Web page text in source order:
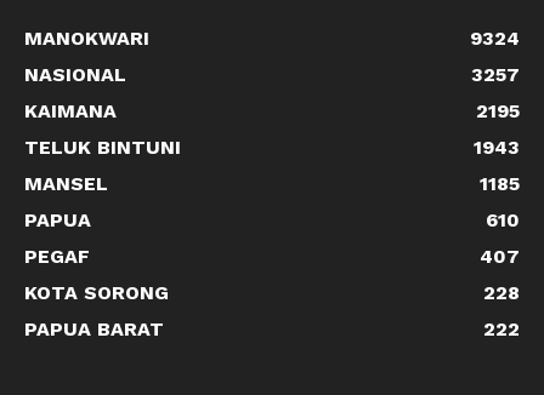
MANOKWARI
9324
NASIONAL
3257
KAIMANA
2195
TELUK BINTUNI
1943
MANSEL
1185
PAPUA
610
PEGAF
407
KOTA SORONG
228
PAPUA BARAT
222